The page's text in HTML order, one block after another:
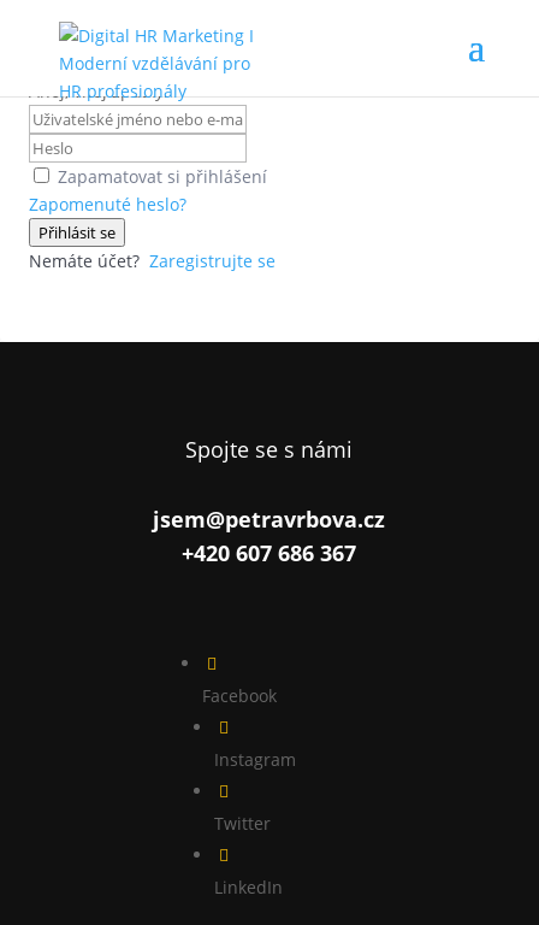
Ahoj, vítej zpátky!
Zapamatovat si přihlášení
Zapomenuté heslo?
Přihlásit se
Nemáte účet? Zaregistrujte se
Spojte se s námi
jsem@petravrbova.cz
+420 607 686 367

Facebook

Instagram

Twitter

LinkedIn